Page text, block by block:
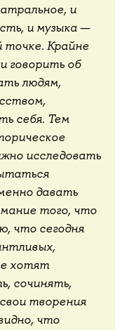
и
и музыка —
точке. Крайне
говорить об
людям,
себя. Тем
исследовать
давать
того, что
что сегодня
хотят
сочинять,
творения
что